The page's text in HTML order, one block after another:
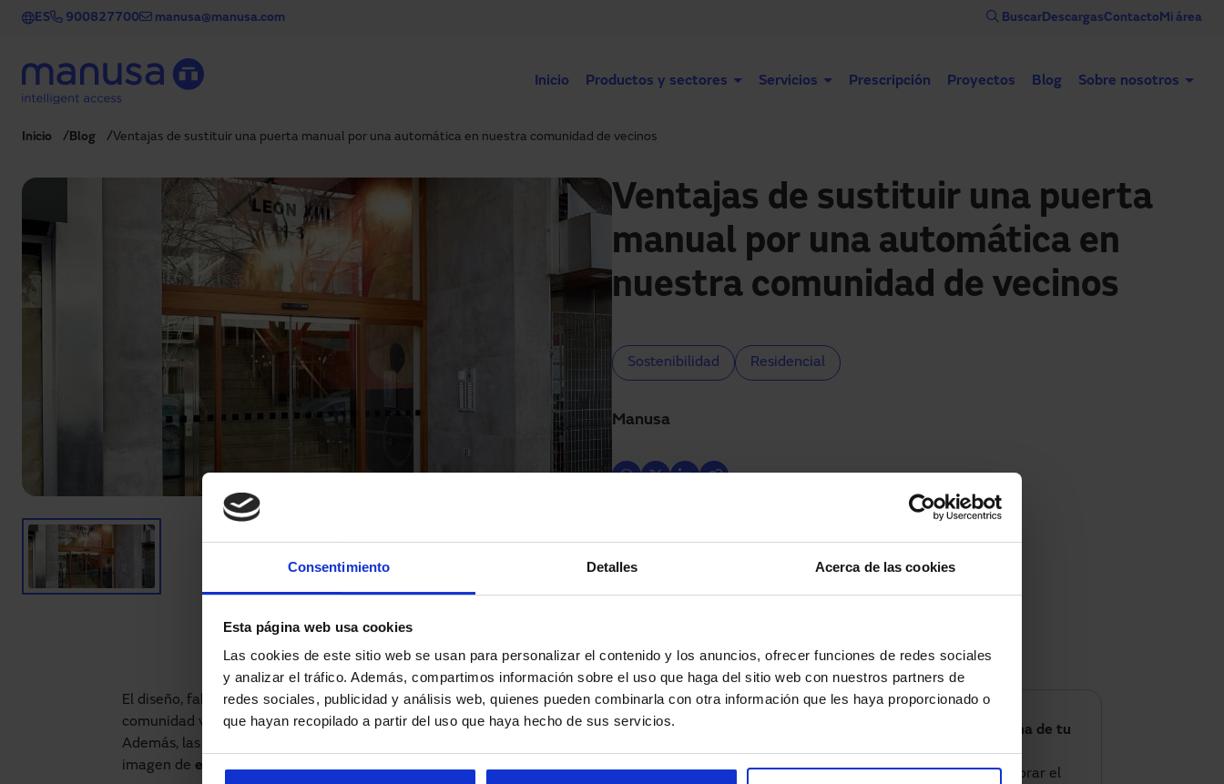
Consentimiento Detalles Acerca de las cookies
Esta página web usa cookies
Las cookies de este sitio web se usan para personalizar el contenido y los anuncios, ofrecer funciones de redes sociales
y analizar el tráfico. Además, compartimos información sobre el uso que haga del sitio web con nuestros partners de
redes sociales, publicidad y análisis web, quienes pueden combinarla con otra información que les haya proporcionado o
que hayan recopilado a partir del uso que haya hecho de sus servicios.
Pasar al contenido principal
ES 900827700 manusa@manusa.com BuscarDescargasContactoMi área
Inicio Productos y sectores Servicios Prescripción Proyectos Blog Sobre nosotros
Inicio Blog Ventajas de sustituir una puerta manual por una automática en nuestra comunidad de vecinos
Ventajas de sustituir una puerta
manual por una automática en
nuestra comunidad de vecinos
Sostenibilidad Residencial
Manusa
El diseño, fabricación e instalación de estos elementos suponen un coste muy rentable para la
comunidad vecinal ya que solo implica un pequeño esfuerzo por parte de cada propietario.
Además, las puertas automáticas revalorizan la finca al aportar un aire de
imagen de exclusividad
¿Listo para optimizar el clima de tu
negocio?
Si este verano quieres mejorar el